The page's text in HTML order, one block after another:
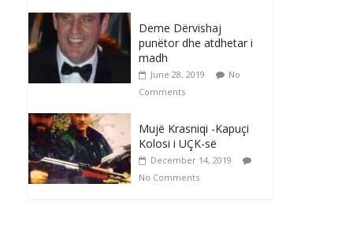
Deme Dërvishaj
punëtor dhe atdhetar i
madh
June 28, 2019
No
Comments
Mujë Krasniqi -Kapuçi
Kolosi i UÇK-së
December 14, 2019
No Comments